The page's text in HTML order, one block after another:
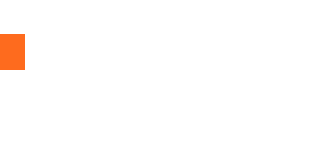
op de productpagina
optie kan gekozen worden op de productpagina